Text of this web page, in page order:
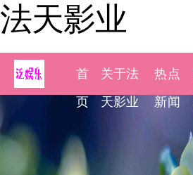
法天影业
首
页
关于法
天影业
热点
新闻